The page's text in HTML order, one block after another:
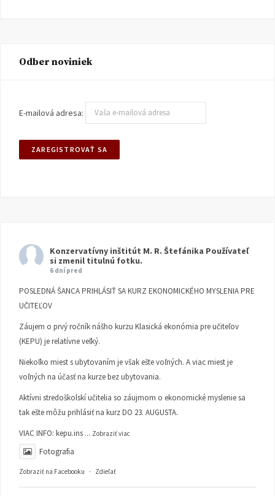
Odber noviniek
E-mailová adresa:
Konzervatívny inštitút M. R. Štefánika Používateľ
si zmenil titulnú fotku.
6 dní pred
POSLEDNÁ ŠANCA PRIHLÁSIŤ SA KURZ EKONOMICKÉHO MYSLENIA PRE
UČITEĽOV
Záujem o prvý ročník nášho kurzu Klasická ekonómia pre učiteľov
(KEPU) je relatívne veľký.
Niekoľko miest s ubytovaním je však ešte voľných. A viac miest je
voľných na účasť na kurze bez ubytovania.
Aktívni stredoškolskí učitelia so záujmom o ekonomické myslenie sa
tak ešte môžu prihlásiť na kurz DO 23. AUGUSTA.
VIAC INFO: kepu.ins ... Zobraziť viac
Fotografia
Zobraziť na Facebooku · Zdieľať